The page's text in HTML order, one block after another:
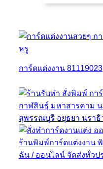
การ์ดแต่งงาน 81119023